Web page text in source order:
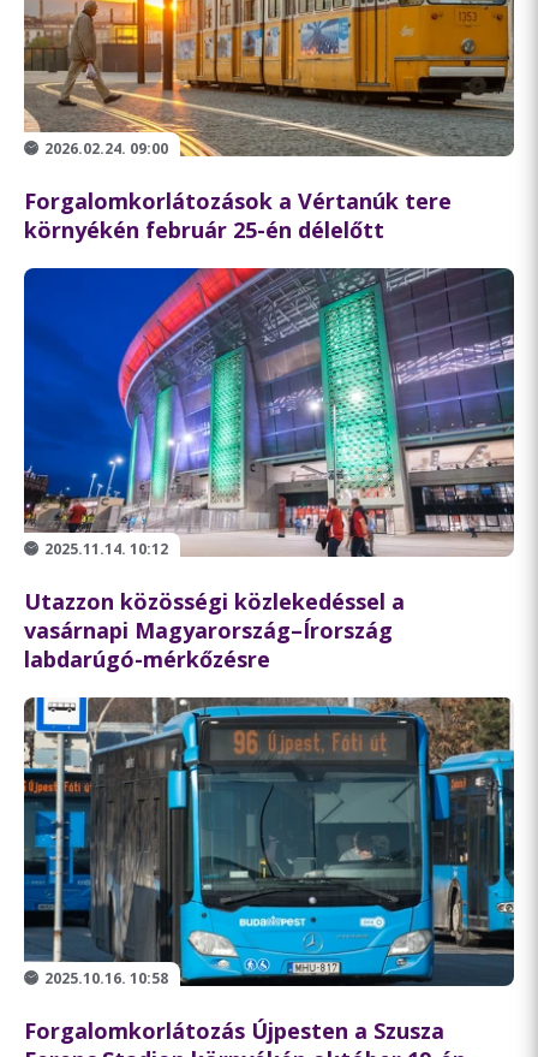
2026.02.24. 09:00
Forgalomkorlátozások a Vértanúk tere
környékén február 25-én délelőtt
2025.11.14. 10:12
Utazzon közösségi közlekedéssel a
vasárnapi Magyarország–Írország
labdarúgó-mérkőzésre
2025.10.16. 10:58
Forgalomkorlátozás Újpesten a Szusza